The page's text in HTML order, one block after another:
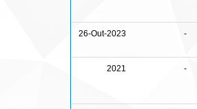
26-Out-2023 -
2021 -